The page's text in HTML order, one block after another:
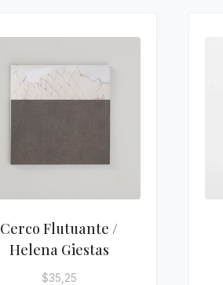
Cerco Flutuante /
Helena Giestas
$35,25